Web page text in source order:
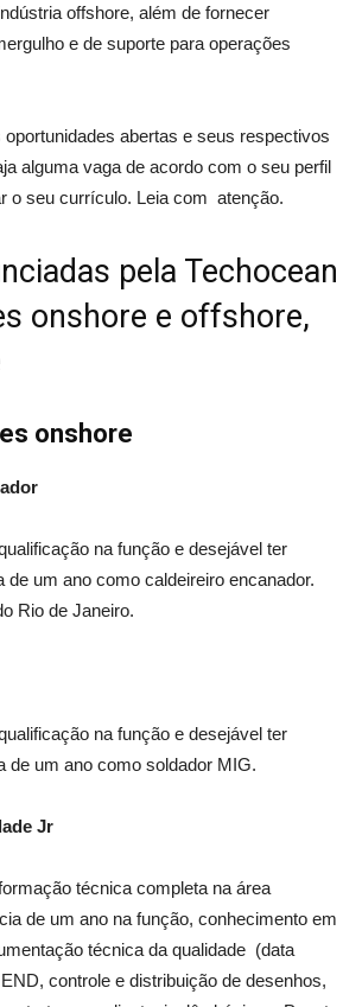
offshore, além de fornecer
e de suporte para operações
abertas e seus respectivos
alguma vaga de acordo com o seu perfil
o seu currículo. Leia com atenção.
pela Techocean
onshore e offshore,
onshore
na função e desejável ter
de um ano como caldeireiro encanador.
Rio de Janeiro.
na função e desejável ter
de um ano como soldador MIG.
Jr
técnica completa na área
de um ano na função, conhecimento em
técnica da qualidade (data
controle e distribuição de desenhos,